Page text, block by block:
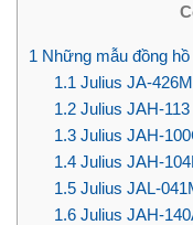
1 Những mẫu đồng
1.1 Julius JA-
1.2Julius JAH-113
1.3Julius JAH-
1.4Julius JAH-
1.5Julius JAL-
1.6Julius JAH-